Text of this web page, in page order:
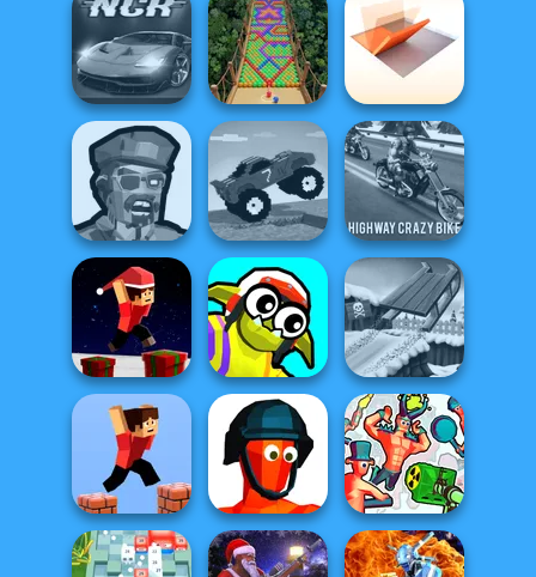
Raft Life
Balance It
Noob: Zombie
Prison Escape
Folding Blocks
Puzzle
Bubble Fall
Night City Racing
Highway Crazy
Bike
Funny Mad
Racing
Zombies
Shooter
Snow Ride 3D
Funny Blade &
Magic
Parkour Block
Xmas Special